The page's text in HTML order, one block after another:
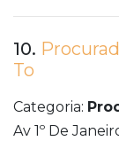
10.
To
Categoria:
Av 1º De